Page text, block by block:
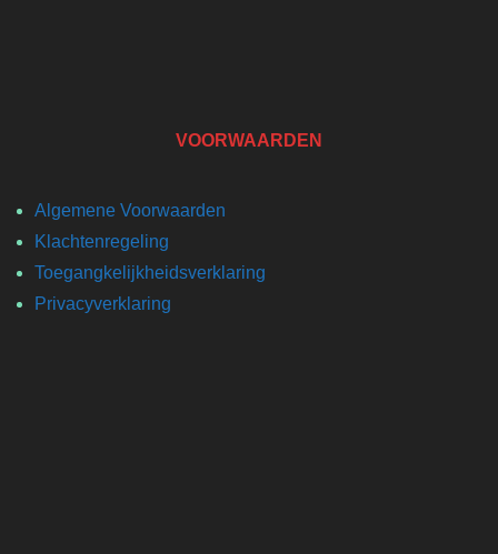
VOORWAARDEN
Algemene Voorwaarden
Klachtenregeling
Toegangkelijkheidsverklaring
Privacyverklaring